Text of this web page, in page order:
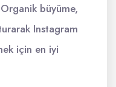
büyüme,
Instagram
için en iyi